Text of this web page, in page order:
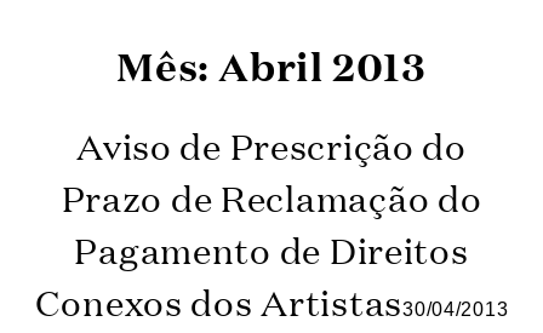
Mês: Abril 2013
Aviso de Prescrição do
Prazo de Reclamação do
Pagamento de Direitos
Conexos dos Artistas30/04/2013